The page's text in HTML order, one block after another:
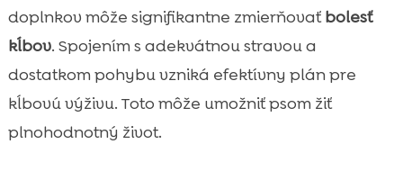
doplnkov môže signifikantne zmierňovaťbolesť
kĺbov. Spojením s adekvátnou stravou a
dostatkom pohybu vzniká efektívny plán pre
kĺbovú výživu. Toto môže umožniť psom žiť
plnohodnotný život.